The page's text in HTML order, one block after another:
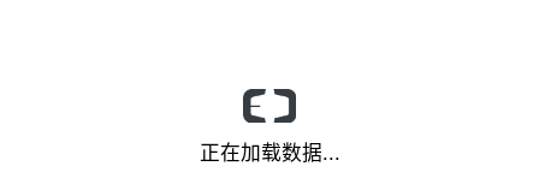
正在加载数据...